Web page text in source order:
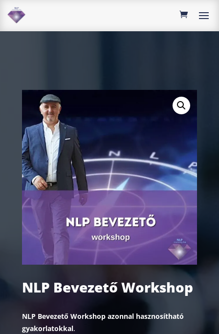
NLP Bevezető Workshop
NLP Bevezető Workshop azonnal hasznosítható
gyakorlatokkal.